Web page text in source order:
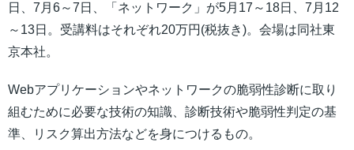
日、7月6～7日、「ネットワーク」が5月17～18日、7月12
～13日。受講料はそれぞれ20万円(税抜き)。会場は同社東
京本社。
Webアプリケーションやネットワークの脆弱性診断に取り
組むために必要な技術の知識、診断技術や脆弱性判定の基
準、リスク算出方法などを身につけるもの。